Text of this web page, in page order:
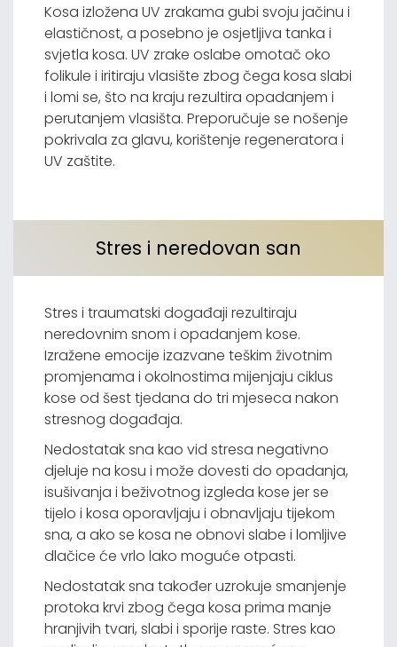
Kosa izložena UV zrakama gubi svoju jačinu i
elastičnost, a posebno je osjetljiva tanka i
svjetla kosa. UV zrake oslabe omotač oko
folikule i iritiraju vlasište zbog čega kosa slabi
i lomi se, što na kraju rezultira opadanjem i
perutanjem vlasišta. Preporučuje se nošenje
pokrivala za glavu, korištenje regeneratora i
UV zaštite.
Stres i neredovan san
Stres i traumatski događaji rezultiraju
neredovnim snom i opadanjem kose.
Izražene emocije izazvane teškim životnim
promjenama i okolnostima mijenjaju ciklus
kose od šest tjedana do tri mjeseca nakon
stresnog događaja.
Nedostatak sna kao vid stresa negativno
djeluje na kosu i može dovesti do opadanja,
isušivanja i beživotnog izgleda kose jer se
tijelo i kosa oporavljaju i obnavljaju tijekom
sna, a ako se kosa ne obnovi slabe i lomljive
dlačice će vrlo lako moguće otpasti.
Nedostatak sna također uzrokuje smanjenje
protoka krvi zbog čega kosa prima manje
hranjivih tvari, slabi i sporije raste. Stres kao